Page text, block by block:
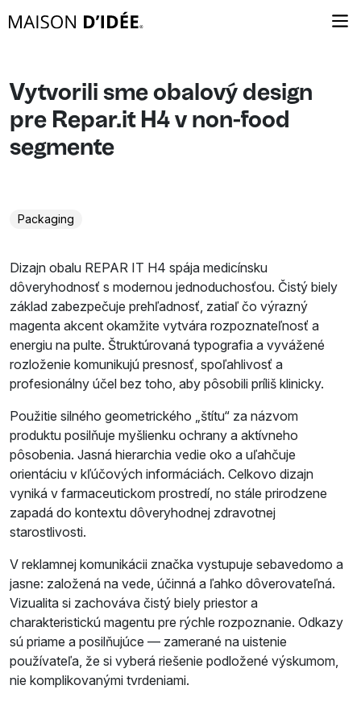
Vytvorili sme obalový design
pre Repar.it H4 v non-food
segmente
Packaging
Dizajn obalu REPAR IT H4 spája medicínsku
dôveryhodnosť s modernou jednoduchosťou. Čistý biely
základ zabezpečuje prehľadnosť, zatiaľ čo výrazný
magenta akcent okamžite vytvára rozpoznateľnosť a
energiu na pulte. Štruktúrovaná typografia a vyvážené
rozloženie komunikujú presnosť, spoľahlivosť a
profesionálny účel bez toho, aby pôsobili príliš klinicky.
Použitie silného geometrického „štítu“ za názvom
produktu posilňuje myšlienku ochrany a aktívneho
pôsobenia. Jasná hierarchia vedie oko a uľahčuje
orientáciu v kľúčových informáciách. Celkovo dizajn
vyniká v farmaceutickom prostredí, no stále prirodzene
zapadá do kontextu dôveryhodnej zdravotnej
starostlivosti.
V reklamnej komunikácii značka vystupuje sebavedomo a
jasne: založená na vede, účinná a ľahko dôverovateľná.
Vizualita si zachováva čistý biely priestor a
charakteristickú magentu pre rýchle rozpoznanie. Odkazy
sú priame a posilňujúce — zamerané na uistenie
používateľa, že si vyberá riešenie podložené výskumom,
nie komplikovanými tvrdeniami.